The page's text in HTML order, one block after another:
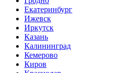
Екатеринбург
Ижевск
Иркутск
Казань
Калининград
Кемерово
Киров